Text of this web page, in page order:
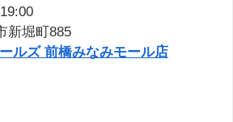
新堀町885
ルズ 前橋みなみモール店